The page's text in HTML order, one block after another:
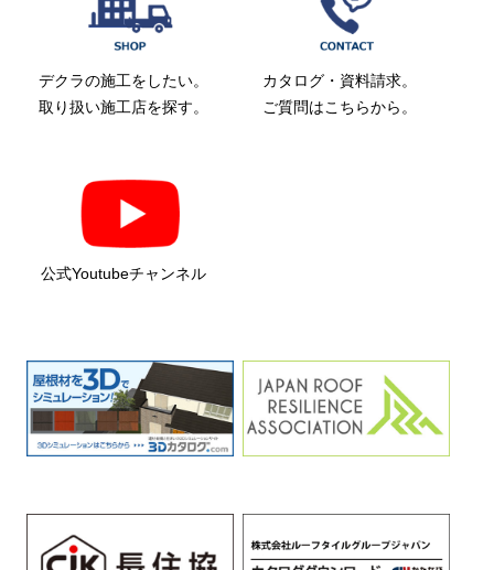
デクラの施工をしたい。
取り扱い施工店を探す。
カタログ・資料請求。
ご質問はこちらから。
公式Youtubeチャンネル